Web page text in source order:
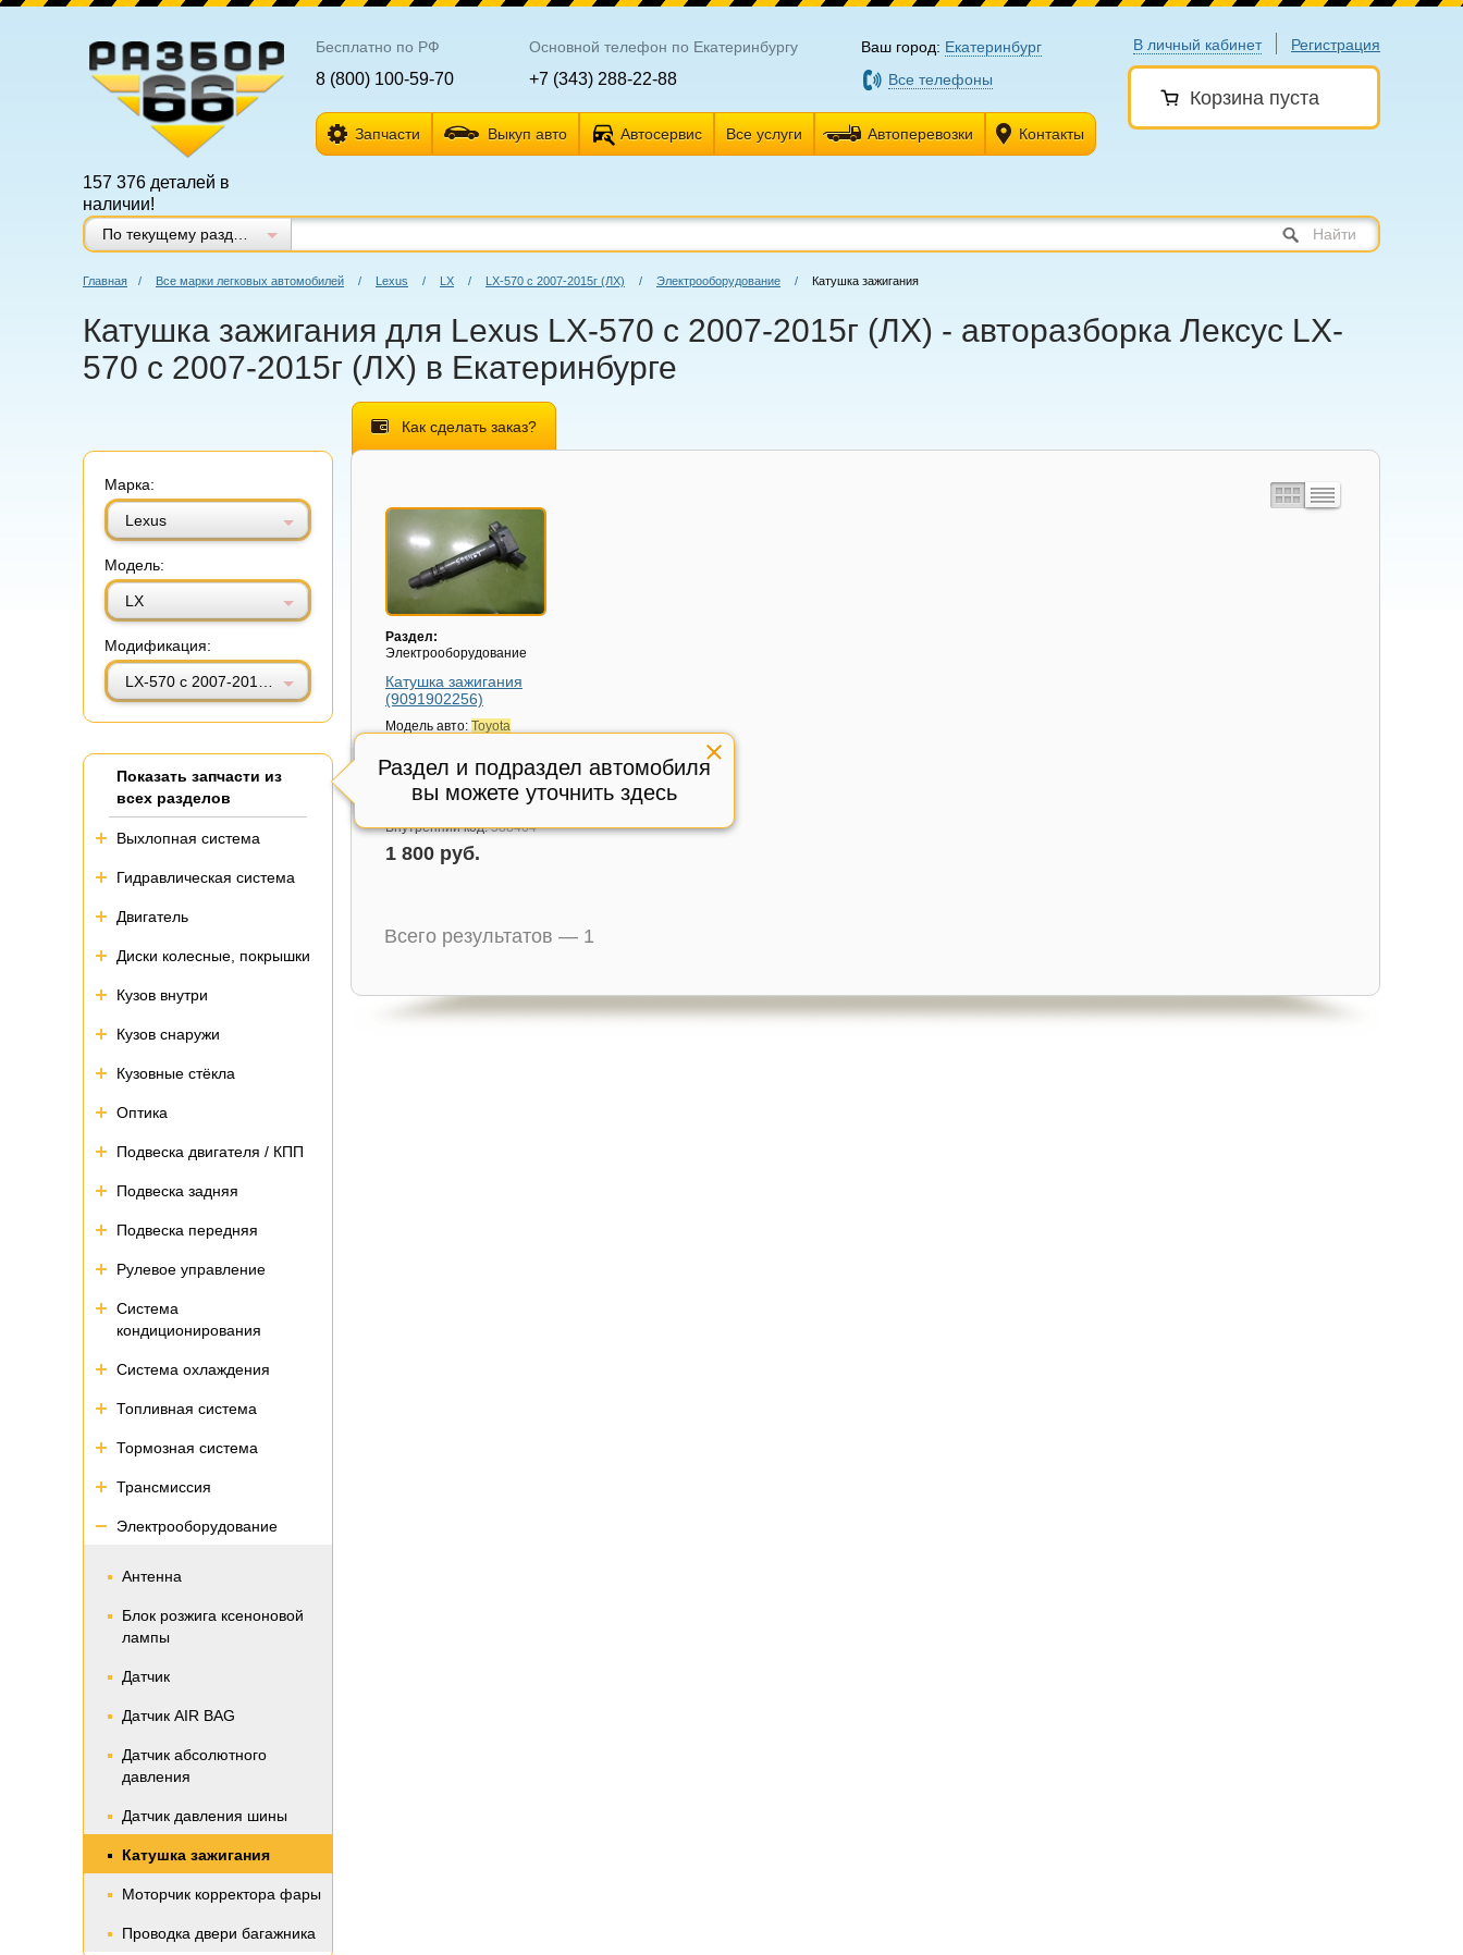
В личный кабинет Регистрация
Корзина пуста
157 376 деталей в
наличии!
Бесплатно по РФ
8 (800) 100-59-70
Основной телефон по Екатеринбургу
+7 (343) 288-22-88
Ваш город: Екатеринбург
Все телефоны
Запчасти Выкуп авто Автосервис Все услуги Автоперевозки Контакты
Найти
Главная / Все марки легковых автомобилей / Lexus / LX / LX-570 с 2007-2015г (ЛХ) / Электрооборудование / Катушка зажигания
Катушка зажигания для Lexus LX-570 с 2007-2015г (ЛХ) - авторазборка Лексус LX-
570 с 2007-2015г (ЛХ) в Екатеринбурге
Марка:
Lexus
Модель:
LX
Модификация:
Раздел и подраздел автомобиля
вы можете уточнить здесь
Показать запчасти из
всех разделов
Выхлопная система
Гидравлическая система
Двигатель
Диски колесные, покрышки
Кузов внутри
Кузов снаружи
Кузовные стёкла
Оптика
Подвеска двигателя / КПП
Подвеска задняя
Подвеска передняя
Рулевое управление
Система
кондиционирования
Система охлаждения
Топливная система
Тормозная система
Трансмиссия
Электрооборудование
Антенна
Блок розжига ксеноновой
лампы
Датчик
Датчик AIR BAG
Датчик абсолютного
давления
Датчик давления шины
Катушка зажигания
Моторчик корректора фары
Проводка двери багажника
Как сделать заказ?
Раздел:
Электрооборудование
Катушка зажигания
(9091902256)
Модель авто: Toyota
(Камри)
Артикул:
9091902256
Состояние: Отличное,
Внутренний код:588464
1 800 руб.
Всего результатов — 1